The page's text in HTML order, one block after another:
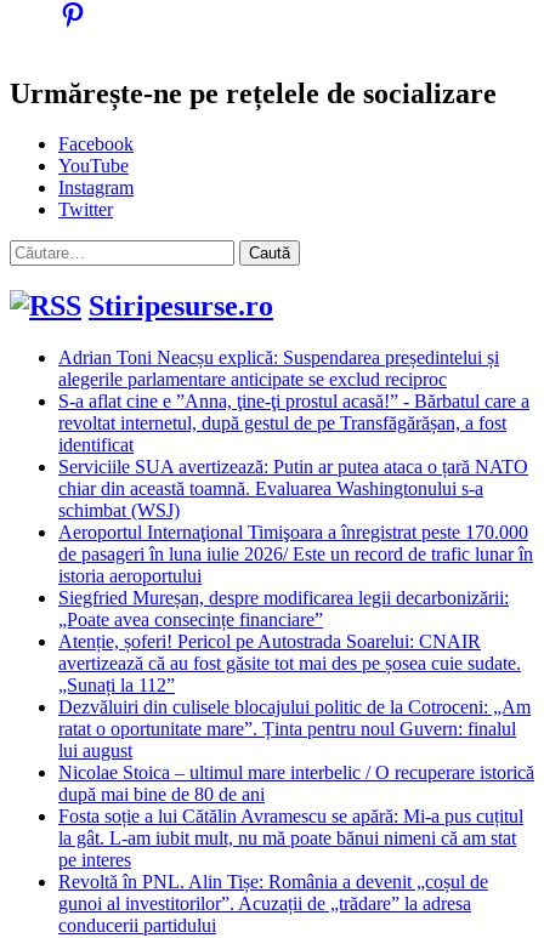
Urmărește-ne pe rețelele de socializare
Facebook
YouTube
Instagram
Twitter
Caută
după:
Stiripesurse.ro
Adrian Toni Neacșu explică: Suspendarea președintelui și
alegerile parlamentare anticipate se exclud reciproc
S-a aflat cine e ”Anna, ţine-ţi prostul acasă!” - Bărbatul care a
revoltat internetul, după gestul de pe Transfăgărășan, a fost
identificat
Serviciile SUA avertizează: Putin ar putea ataca o țară NATO
chiar din această toamnă. Evaluarea Washingtonului s-a
schimbat (WSJ)
Aeroportul Internaţional Timişoara a înregistrat peste 170.000
de pasageri în luna iulie 2026/ Este un record de trafic lunar în
istoria aeroportului
Siegfried Mureșan, despre modificarea legii decarbonizării:
„Poate avea consecințe financiare”
Atenție, șoferi! Pericol pe Autostrada Soarelui: CNAIR
avertizează că au fost găsite tot mai des pe șosea cuie sudate.
„Sunați la 112”
Dezvăluiri din culisele blocajului politic de la Cotroceni: „Am
ratat o oportunitate mare”. Ținta pentru noul Guvern: finalul
lui august
Nicolae Stoica – ultimul mare interbelic / O recuperare istorică
după mai bine de 80 de ani
Fosta soție a lui Cătălin Avramescu se apără: Mi-a pus cuțitul
la gât. L-am iubit mult, nu mă poate bănui nimeni că am stat
pe interes
Revoltă în PNL. Alin Tișe: România a devenit „coșul de
gunoi al investitorilor”. Acuzații de „trădare” la adresa
conducerii partidului